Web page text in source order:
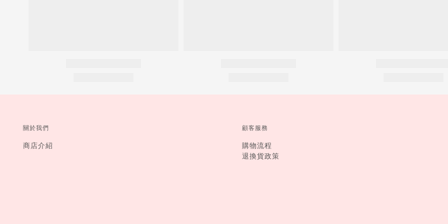
關於我們
商店介紹
顧客服務
購物流程
退換貨政策